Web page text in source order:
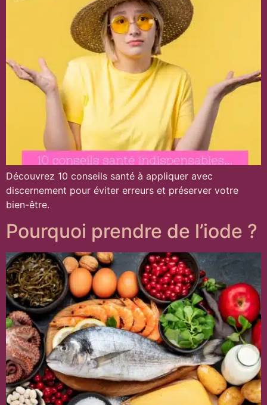
Découvrez 10 conseils santé à appliquer avec
discernement pour éviter erreurs et préserver votre
bien-être.
Pourquoi prendre de l’iode ?